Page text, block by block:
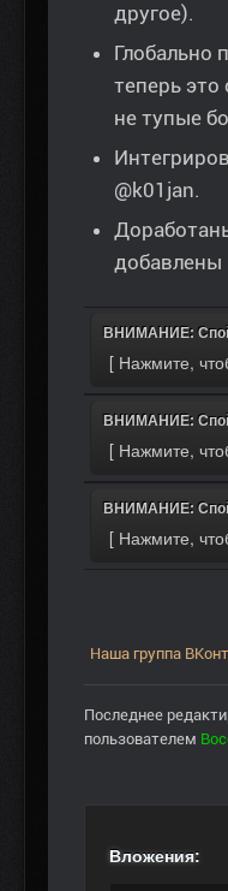
другое).
Глобально
теперь это
не тупые
@k01jan.
добавлены
ВНИМАНИЕ:
ВНИМАНИЕ:
ВНИМАНИЕ:
Наша группа
Последнее
пользователем
Вложения: